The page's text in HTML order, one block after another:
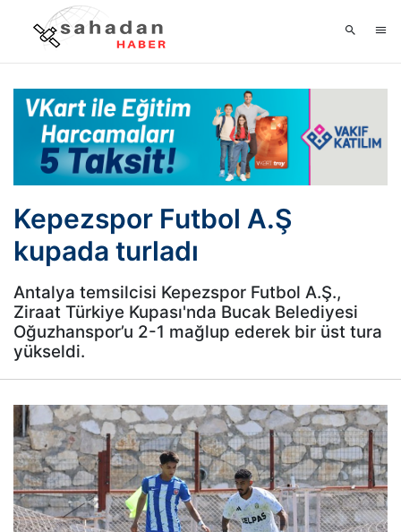
Kepezspor Futbol A.Ş
kupada turladı
Antalya temsilcisi Kepezspor Futbol A.Ş.,
Ziraat Türkiye Kupası'nda Bucak Belediyesi
Oğuzhanspor’u 2-1 mağlup ederek bir üst tura
yükseldi.